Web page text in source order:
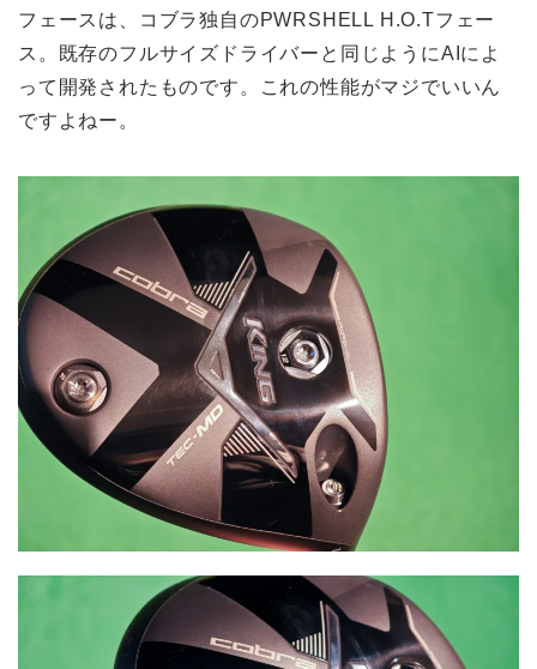
フェースは、コブラ独自のPWRSHELL H.O.Tフェー
ス。既存のフルサイズドライバーと同じようにAIによ
って開発されたものです。これの性能がマジでいいん
ですよねー。